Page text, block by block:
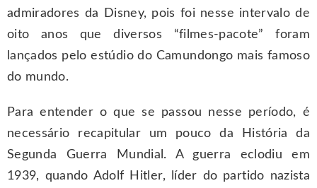
admiradores da Disney, pois foi nesse intervalo de
oito anos que diversos “filmes-pacote” foram
lançados pelo estúdio do Camundongo mais famoso
do mundo.
Para entender o que se passou nesse período, é
necessário recapitular um pouco da História da
Segunda Guerra Mundial. A guerra eclodiu em
1939, quando Adolf Hitler, líder do partido nazista